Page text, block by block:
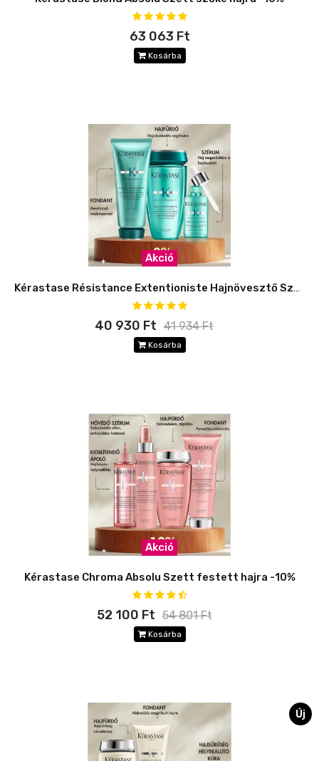
63 063 Ft
Kosárba
Akció
Kérastase Résistance Extentioniste Hajnövesztő Szett -8%
40 930 Ft 41 934 Ft
Kosárba
Akció
Kérastase Chroma Absolu Szett festett hajra -10%
52 100 Ft 54 801 Ft
Kosárba
Új